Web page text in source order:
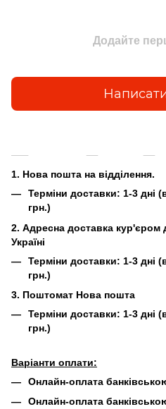
Додайте
1. Нова пошта на відділення.
Терміни доставки: 1-3 дні
грн.)
2. Адресна доставка
Україні
Терміни доставки: 1-3 дні
грн.)
3. Поштомат Нова пошта
Терміни доставки: 1-3 дні
грн.)
Варіанти оплати:
Онлайн-оплата
Онлайн-оплата